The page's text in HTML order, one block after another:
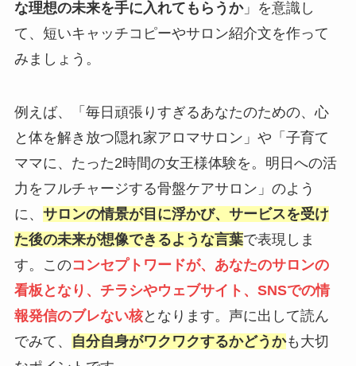
な理想の未来を手に入れてもらうか」を意識し
て、短いキャッチコピーやサロン紹介文を作って
みましょう。
例えば、「毎日頑張りすぎるあなたのための、心
と体を解き放つ隠れ家アロマサロン」や「子育て
ママに、たった2時間の女王様体験を。明日への活
力をフルチャージする骨盤ケアサロン」のよう
に、 サロンの情景が目に浮かび、サービスを受け
た後の未来が想像できるような言葉で表現しま
す。このコンセプトワードが、あなたのサロンの
看板となり、チラシやウェブサイト、SNSでの情
報発信のブレない核となります。声に出して読ん
でみて、
自分自身がワクワクするかどうかも大切